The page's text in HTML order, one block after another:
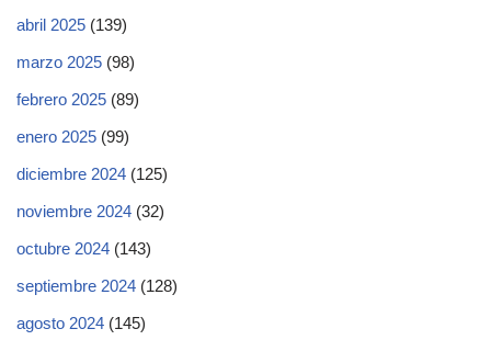
abril 2025 (139)
marzo 2025 (98)
febrero 2025 (89)
enero 2025 (99)
diciembre 2024 (125)
noviembre 2024 (32)
octubre 2024 (143)
septiembre 2024 (128)
agosto 2024 (145)